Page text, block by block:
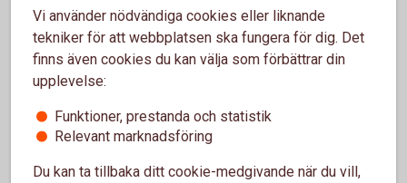
Madelén Falkenhäll
Ekonom för Finansiell hälsa
Vi använder nödvändiga cookies eller liknande
tekniker för att webbplatsen ska fungera för dig. Det
finns även cookies du kan välja som förbättrar din
upplevelse:
Funktioner, prestanda och statistik
Relevant marknadsföring
Du kan ta tillbaka ditt cookie-medgivande när du vill,